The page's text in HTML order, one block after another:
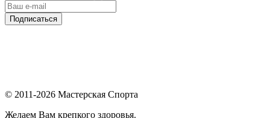
Подписаться
© 2011-2026 Мастерская Спорта
Желаем Вам крепкого здоровья.